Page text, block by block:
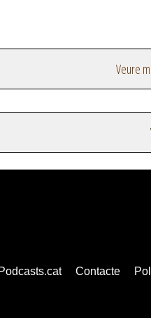
Veure
Contacte